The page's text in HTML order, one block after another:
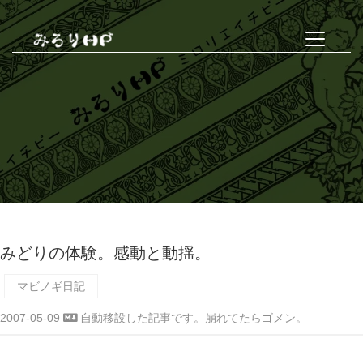
みどりの体験。感動と動揺。
マビノギ日記
2007-05-09 自動移設した記事です。崩れてたらゴメン。